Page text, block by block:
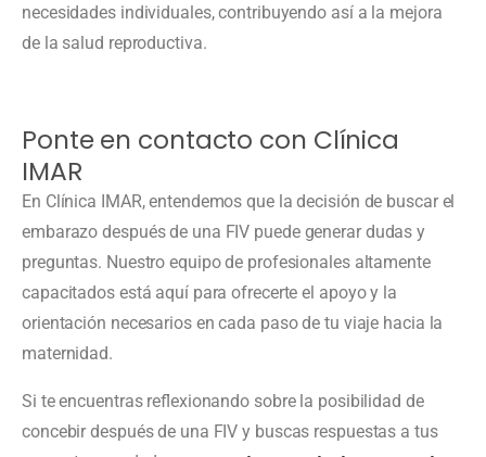
necesidades individuales, contribuyendo así a la mejora
de la salud reproductiva.
Ponte en contacto con Clínica
IMAR
En Clínica IMAR, entendemos que la decisión de buscar el
embarazo después de una FIV puede generar dudas y
preguntas. Nuestro equipo de profesionales altamente
capacitados está aquí para ofrecerte el apoyo y la
orientación necesarios en cada paso de tu viaje hacia la
maternidad.
Si te encuentras reflexionando sobre la posibilidad de
concebir después de una FIV y buscas respuestas a tus